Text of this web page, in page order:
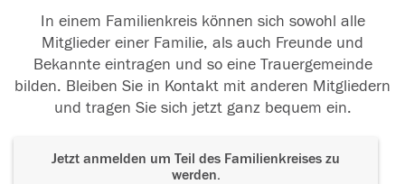
In einem Familienkreis können sich sowohl alle
Mitglieder einer Familie, als auch Freunde und
Bekannte eintragen und so eine Trauergemeinde
bilden. Bleiben Sie in Kontakt mit anderen Mitgliedern
und tragen Sie sich jetzt ganz bequem ein.
Jetzt anmelden um Teil des Familienkreises zu
werden.